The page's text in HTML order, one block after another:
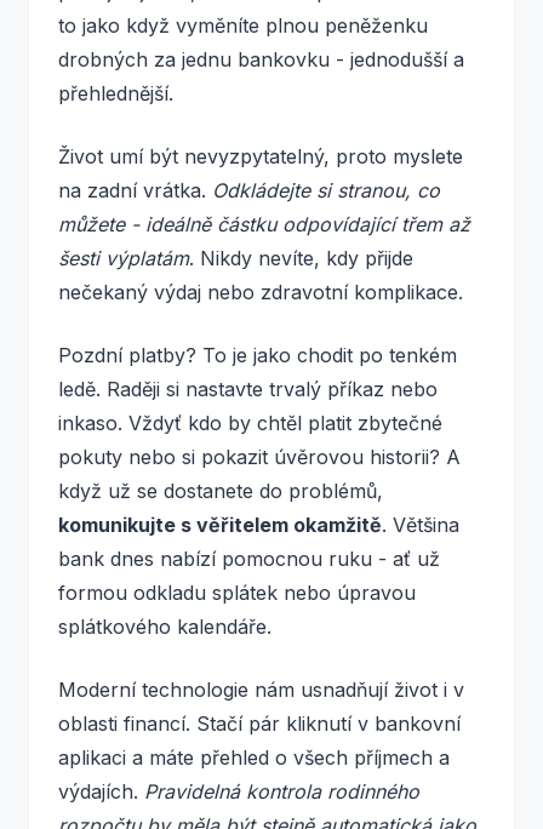
to jako když vyměníte plnou peněženku
drobných za jednu bankovku - jednodušší a
přehlednější.
Život umí být nevyzpytatelný, proto myslete
na zadní vrátka. Odkládejte si stranou, co
můžete - ideálně částku odpovídající třem až
šesti výplatám. Nikdy nevíte, kdy přijde
nečekaný výdaj nebo zdravotní komplikace.
Pozdní platby? To je jako chodit po tenkém
ledě. Raději si nastavte trvalý příkaz nebo
inkaso. Vždyť kdo by chtěl platit zbytečné
pokuty nebo si pokazit úvěrovou historii? A
když už se dostanete do problémů,
komunikujte s věřitelem okamžitě. Většina
bank dnes nabízí pomocnou ruku - ať už
formou odkladu splátek nebo úpravou
splátkového kalendáře.
Moderní technologie nám usnadňují život i v
oblasti financí. Stačí pár kliknutí v bankovní
aplikaci a máte přehled o všech příjmech a
výdajích. Pravidelná kontrola rodinného